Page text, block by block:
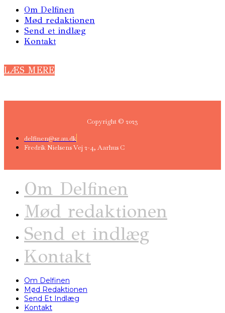
Om Delfinen
Mød redaktionen
Send et indlæg
Kontakt
LÆS MERE
Copyright © 2023
delfinen@sr.au.dk
Fredrik Nielsens Vej 2-4, Aarhus C
Om Delfinen
Mød redaktionen
Send et indlæg
Kontakt
Om Delfinen
Mød Redaktionen
Send Et Indlæg
Kontakt